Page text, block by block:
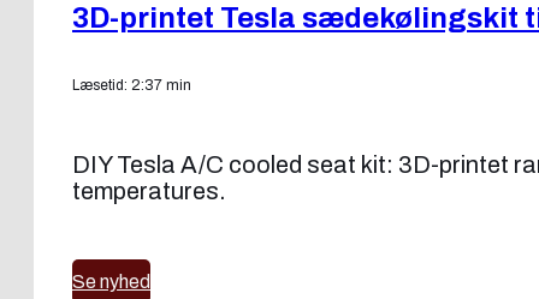
3D-printet Tesla sædekølingskit
Læsetid: 2:37 min
DIY Tesla A/C cooled seat kit: 3D-printet
temperatures.
Se nyhed